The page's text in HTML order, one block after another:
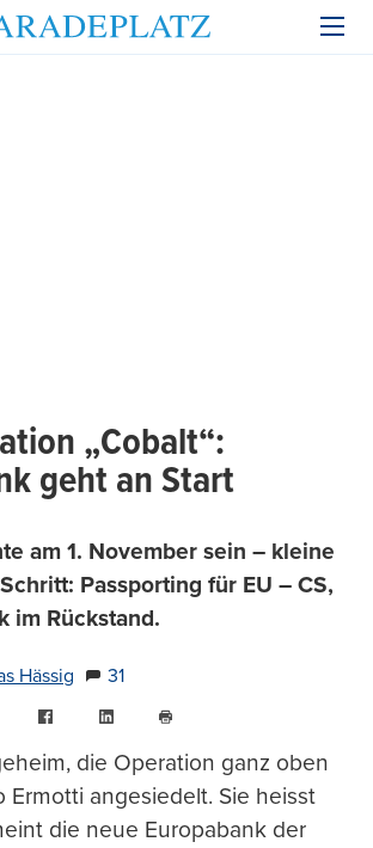
„Cobalt“:
geht an Start
am 1. November sein – kleine
Passporting für EU – CS,
im Rückstand.
Hässig
31
Twitter FacebookLinkedIn
drucken
die Operation ganz oben
Ermotti angesiedelt. Sie heisst
die neue Europabank der